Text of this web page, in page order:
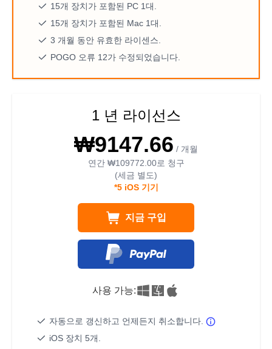
15개 장치가 포함된 PC 1대.
15개 장치가 포함된 Mac 1대.
3 개월 동안 유효한 라이센스.
POGO 오류 12가 수정되었습니다.
1 년 라이선스
₩9147.66 / 개월
연간 ₩109772.00로 청구
(세금 별도)
*5 iOS 기기
지금 구입
사용 가능:
자동으로 갱신하고 언제든지 취소합니다.
iOS 장치 5개.